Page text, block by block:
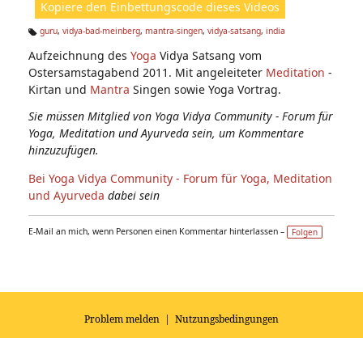
Kopiere den Einbettungscode dieses Videos
g
s:
guru, vidya-bad-meinberg, mantra-singen, vidya-satsang, india
Aufzeichnung des Yoga Vidya Satsang vom
Ostersamstagabend 2011. Mit angeleiteter Meditation -
Kirtan und Mantra Singen sowie Yoga Vortrag.
Sie müssen Mitglied von Yoga Vidya Community - Forum für
Yoga, Meditation und Ayurveda sein, um Kommentare
hinzuzufügen.
Bei Yoga Vidya Community - Forum für Yoga, Meditation
und Ayurveda dabei sein
E-Mail an mich, wenn Personen einen Kommentar hinterlassen – Folgen
Problem melden | Nutzungsbedingungen